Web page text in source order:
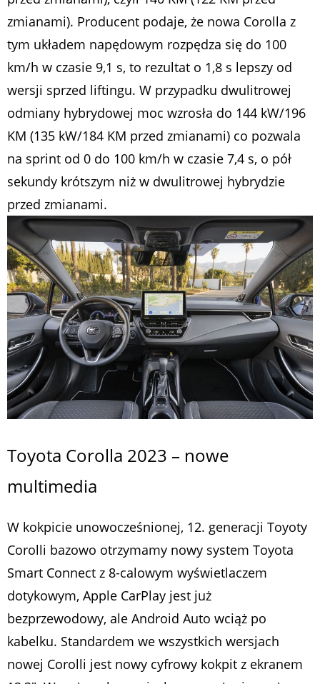
zmianami). Producent podaje, że nowa Corolla z
tym układem napędowym rozpędza się do 100
km/h w czasie 9,1 s, to rezultat o 1,8 s lepszy od
wersji sprzed liftingu. W przypadku dwulitrowej
odmiany hybrydowej moc wzrosła do 144 kW/196
KM (135 kW/184 KM przed zmianami) co pozwala
na sprint od 0 do 100 km/h w czasie 7,4 s, o pół
sekundy krótszym niż w dwulitrowej hybrydzie
przed zmianami.
Toyota Corolla 2023 – nowe
multimedia
W kokpicie unowocześnionej, 12. generacji Toyoty
Corolli bazowo otrzymamy nowy system Toyota
Smart Connect z 8-calowym wyświetlaczem
dotykowym, Apple CarPlay jest już
bezprzewodowy, ale Android Auto wciąż po
kabelku. Standardem we wszystkich wersjach
nowej Corolli jest nowy cyfrowy kokpit z ekranem